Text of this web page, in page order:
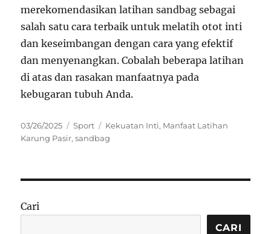
merekomendasikan latihan sandbag sebagai
salah satu cara terbaik untuk melatih otot inti
dan keseimbangan dengan cara yang efektif
dan menyenangkan. Cobalah beberapa latihan
di atas dan rasakan manfaatnya pada
kebugaran tubuh Anda.
Posted
on
03/26/2025 Categories
Sport Tags
Kekuatan Inti, Manfaat Latihan
Karung Pasir,sandbag
Cari
CARI